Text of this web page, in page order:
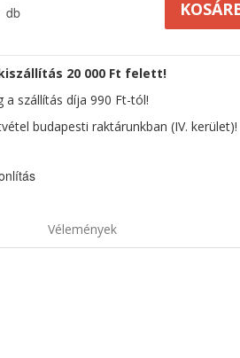
db
20 000 Ft felett!
a szállítás díja 990 Ft-tól!
budapesti raktárunkban (IV. kerület)!
Vélemények